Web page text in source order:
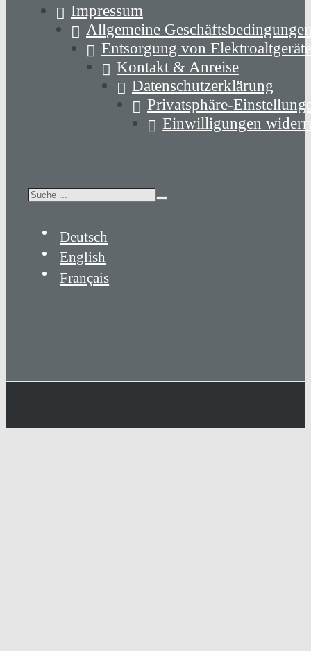
Impressum
Allgemeine
Entsorgung von
Kontakt & Anreise
Datenschutzerklärung
Privatsphäre-
Einwilligungen
Suchen
Deutsch
English
Français